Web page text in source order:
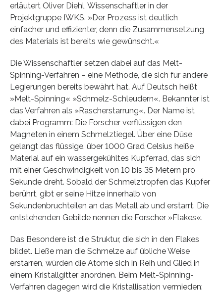
erläutert Oliver Diehl, Wissenschaftler in der
Projektgruppe IWKS. »Der Prozess ist deutlich
einfacher und effizienter, denn die Zusammensetzung
des Materials ist bereits wie gewünscht.«
Die Wissenschaftler setzen dabei auf das Melt-
Spinning-Verfahren – eine Methode, die sich für andere
Legierungen bereits bewährt hat. Auf Deutsch heißt
»Melt-Spinning« »Schmelz-Schleudern«. Bekannter ist
das Verfahren als »Rascherstarrung«. Der Name ist
dabei Programm: Die Forscher verflüssigen den
Magneten in einem Schmelztiegel. Über eine Düse
gelangt das flüssige, über 1000 Grad Celsius heiße
Material auf ein wassergekühltes Kupferrad, das sich
mit einer Geschwindigkeit von 10 bis 35 Metern pro
Sekunde dreht. Sobald der Schmelztropfen das Kupfer
berührt, gibt er seine Hitze innerhalb von
Sekundenbruchteilen an das Metall ab und erstarrt. Die
entstehenden Gebilde nennen die Forscher »Flakes«.
Das Besondere ist die Struktur, die sich in den Flakes
bildet. Ließe man die Schmelze auf übliche Weise
erstarren, würden die Atome sich in Reih und Glied in
einem Kristallgitter anordnen. Beim Melt-Spinning-
Verfahren dagegen wird die Kristallisation vermieden: